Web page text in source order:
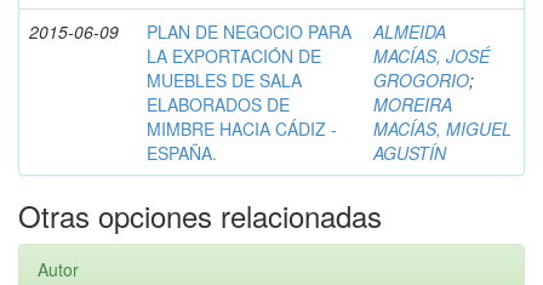
2015-06-09
PLAN DE NEGOCIO PARA
LA EXPORTACIÓN DE
MUEBLES DE SALA
ELABORADOS DE
MIMBRE HACIA CÁDIZ -
ESPAÑA.
ALMEIDA
MACÍAS, JOSÉ
GROGORIO;
MOREIRA
MACÍAS, MIGUEL
AGUSTÍN
Otras opciones relacionadas
Autor